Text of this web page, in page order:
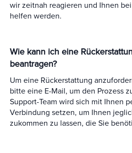
wir zeitnah reagieren und Ihnen
helfen werden.
Wie kann ich eine
beantragen?
Um eine Rückerstattung
bitte eine E-Mail, um den Prozess
Support-Team wird sich mit Ihnen
Verbindung setzen, um Ihnen
zukommen zu lassen, die Sie